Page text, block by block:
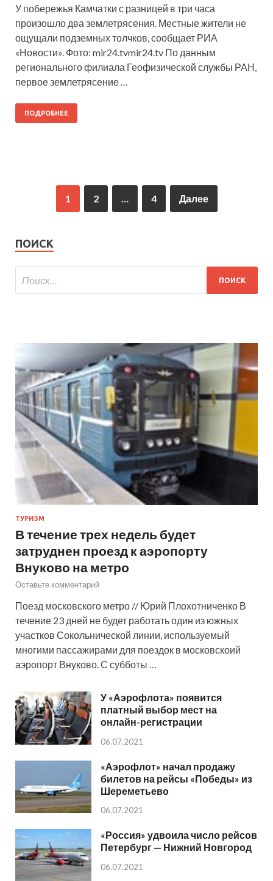
У побережья Камчатки с разницей в три часа
произошло два землетрясения. Местные жители не
ощущали подземных толчков, сообщает РИА
«Новости». Фото: mir24.tvmir24.tv По данным
регионального филиала Геофизической службы РАН,
первое землетрясение …
ПОДРОБНЕЕ
1 2 … 4 Далее
ПОИСК
ТУРИЗМ
В течение трех недель будет
затруднен проезд к аэропорту
Внуково на метро
Оставьте комментарий
Поезд московского метро // Юрий Плохотниченко В
течение 23 дней не будет работать один из южных
участков Сокольнической линии, используемый
многими пассажирами для поездок в московскоий
аэропорт Внуково. С субботы …
У «Аэрофлота» появится
платный выбор мест на
онлайн-регистрации
06.07.2021
«Аэрофлот» начал продажу
билетов на рейсы «Победы» из
Шереметьево
06.07.2021
«Россия» удвоила число рейсов
Петербург — Нижний Новгород
06.07.2021